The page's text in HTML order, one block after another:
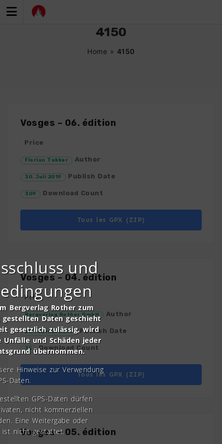
Inhalt
4150
Home » 4150
Vosges – 06. édition
Price
Florian Tukker Author
30. Juli 2019 Publish Date
309 Download Count
Tous les GPX (ZIP)
Vosges – 04. édition
Price
Bergverlag Rother GmbH Author
21. Februar 2019 Publish Date
75 Download Count
Tous les GPX (ZIP)
Vosges – 05. édition
und
Bergverlag Rother zum
Daten geschieht
gesetzlich zulässig, wird
und Schäden jeder
übernommen.
Hinweise zur Verwendung
Daten.
GPS-Daten dürfen
nicht kommerziellen
Eine Weitergabe oder
ist nicht gestattet.